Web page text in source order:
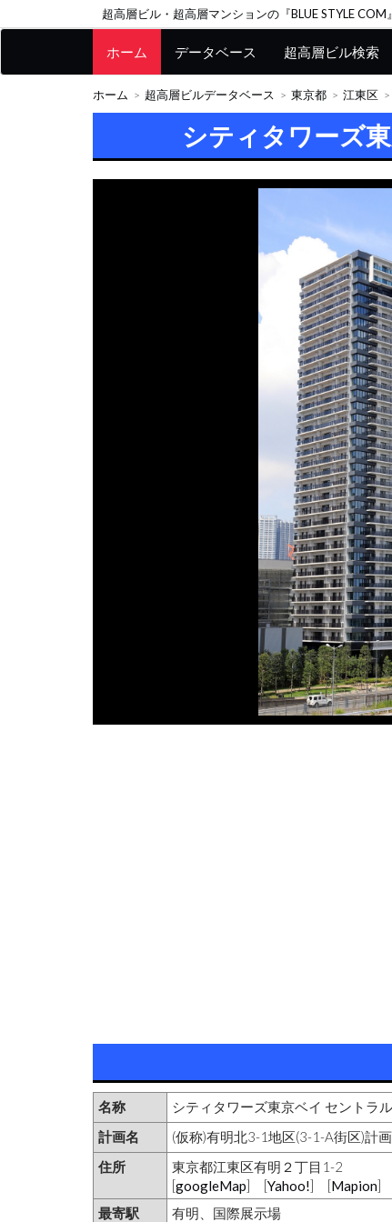
超高層ビル・超高層マンションの『BLUE STYLE COM』
ホーム データベース 超高層ビル検索
ホーム 超高層ビルデータベース 東京都 江東区
シティタワーズ
名称
シティタワーズ東京ベイ セントラ
計画名
(仮称)有明北3-1地区(3-1-A街区)計
住所
東京都江東区有明２丁目1-2
[googleMap] [Yahoo!] [Mapion]
最寄駅
有明、国際展示場